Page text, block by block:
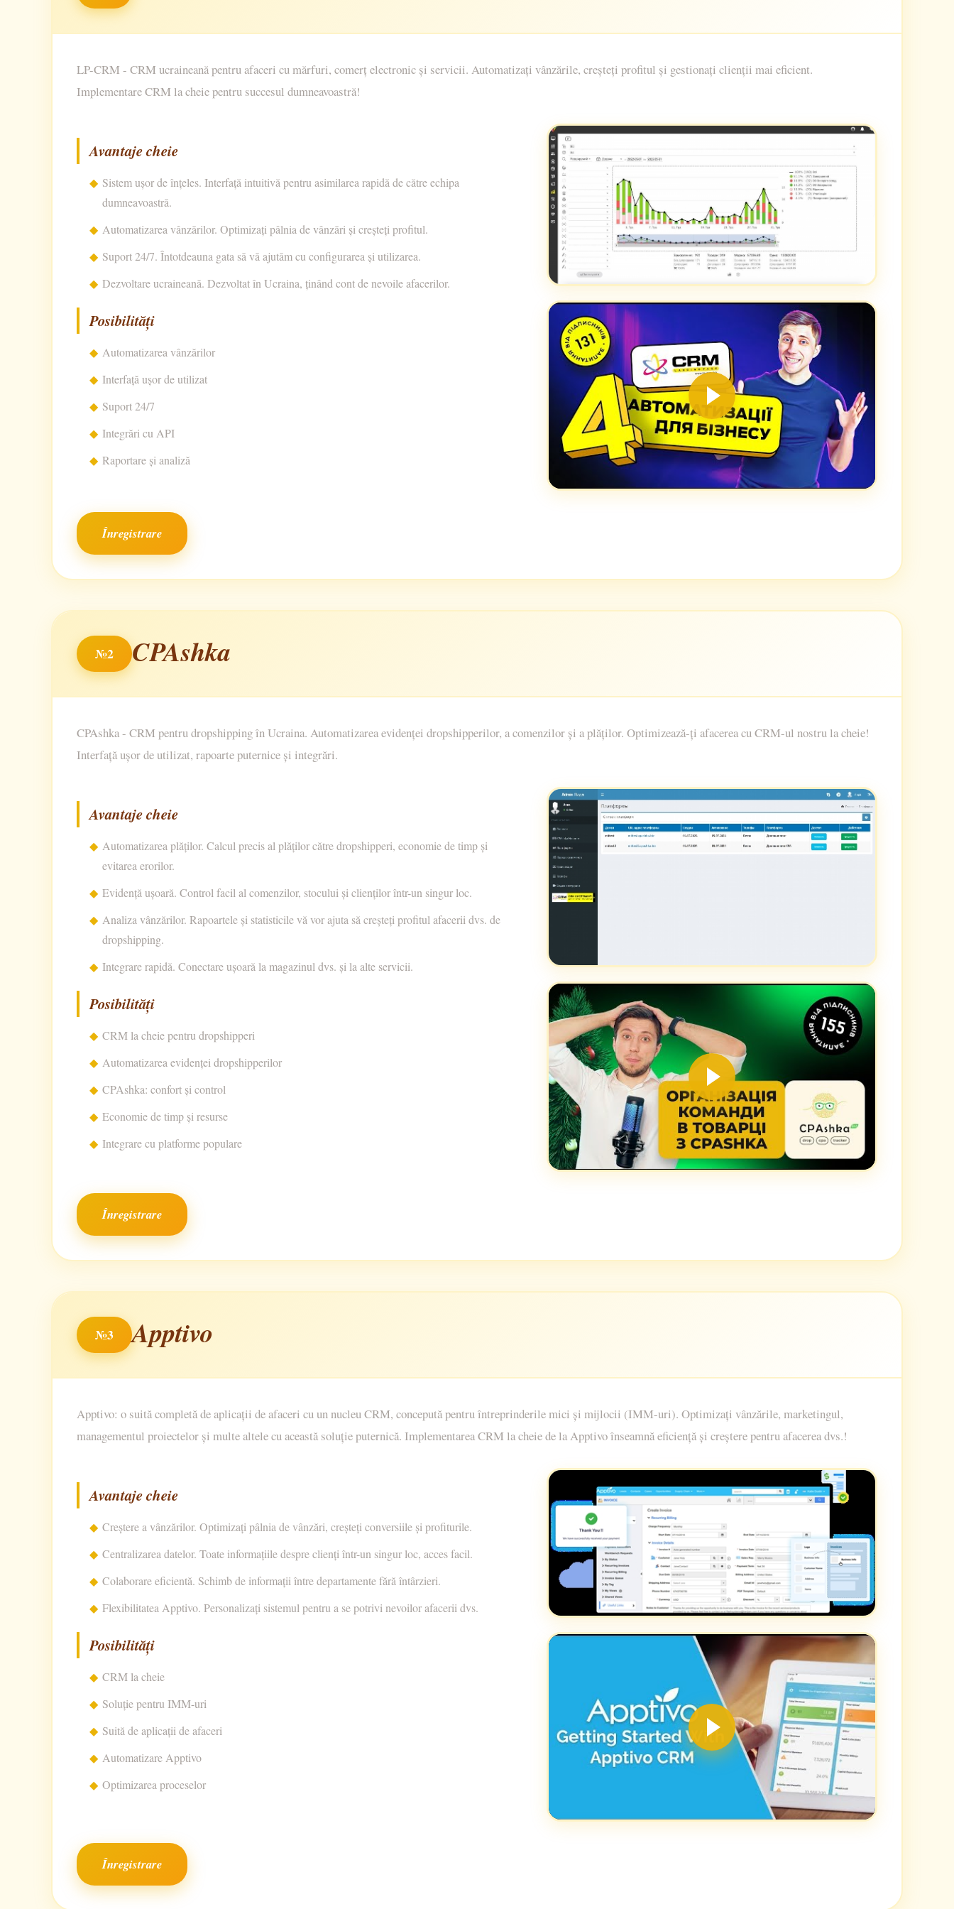
LP-CRM - CRM ucraineană pentru afaceri cu mărfuri, comerț electronic și servicii. Automatizați vânzările, creșteți profitul și gestionați clienții mai eficient.
Implementare CRM la cheie pentru succesul dumneavoastră!
Avantaje cheie
Sistem ușor de înțeles. Interfață intuitivă pentru asimilarea rapidă de către echipa
dumneavoastră.
Automatizarea vânzărilor. Optimizați pâlnia de vânzări și creșteți profitul.
Suport 24/7. Întotdeauna gata să vă ajutăm cu configurarea și utilizarea.
Dezvoltare ucraineană. Dezvoltat în Ucraina, ținând cont de nevoile afacerilor.
Posibilități
Automatizarea vânzărilor
Interfață ușor de utilizat
Suport 24/7
Integrări cu API
Raportare și analiză
Înregistrare
№2 CPAshka
CPAshka - CRM pentru dropshipping în Ucraina. Automatizarea evidenței dropshipperilor, a comenzilor și a plăților. Optimizează-ți afacerea cu CRM-ul nostru la cheie!
Interfață ușor de utilizat, rapoarte puternice și integrări.
Avantaje cheie
Automatizarea plăților. Calcul precis al plăților către dropshipperi, economie de timp și
evitarea erorilor.
Evidență ușoară. Control facil al comenzilor, stocului și clienților într-un singur loc.
Analiza vânzărilor. Rapoartele și statisticile vă vor ajuta să creșteți profitul afacerii dvs. de
dropshipping.
Integrare rapidă. Conectare ușoară la magazinul dvs. și la alte servicii.
Posibilități
CRM la cheie pentru dropshipperi
Automatizarea evidenței dropshipperilor
CPAshka: confort și control
Economie de timp și resurse
Integrare cu platforme populare
Înregistrare
№3 Apptivo
Apptivo: o suită completă de aplicații de afaceri cu un nucleu CRM, concepută pentru întreprinderile mici și mijlocii (IMM-uri). Optimizați vânzările, marketingul,
managementul proiectelor și multe altele cu această soluție puternică. Implementarea CRM la cheie de la Apptivo înseamnă eficiență și creștere pentru afacerea dvs.!
Avantaje cheie
Creștere a vânzărilor. Optimizați pâlnia de vânzări, creșteți conversiile și profiturile.
Centralizarea datelor. Toate informațiile despre clienți într-un singur loc, acces facil.
Colaborare eficientă. Schimb de informații între departamente fără întârzieri.
Flexibilitatea Apptivo. Personalizați sistemul pentru a se potrivi nevoilor afacerii dvs.
Posibilități
CRM la cheie
Soluție pentru IMM-uri
Suită de aplicații de afaceri
Automatizare Apptivo
Optimizarea proceselor
Înregistrare